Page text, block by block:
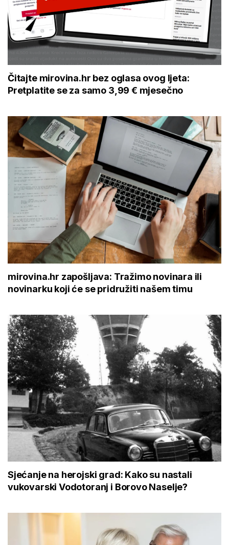
Čitajte mirovina.hr bez oglasa ovog ljeta:
Pretplatite se za samo 3,99 € mjesečno
mirovina.hr zapošljava: Tražimo novinara ili
novinarku koji će se pridružiti našem timu
Sjećanje na herojski grad: Kako su nastali
vukovarski Vodotoranj i Borovo Naselje?